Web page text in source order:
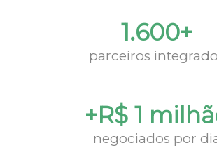
1.600+
parceiros
+R$ 1
negociados por